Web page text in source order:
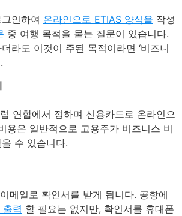
인하여 온라인으로 ETIAS 양식을 작성
중 여행 목적을 묻는 질문이 있습니다.
라도 이것이 주된 목적이라면 ‘비즈니
연합에서 정하며 신용카드로 온라인으
용은 일반적으로 고용주가 비즈니스 비
수 있습니다.
메일로 확인서를 받게 됩니다. 공항에
출력 할 필요는 없지만, 확인서를 휴대폰